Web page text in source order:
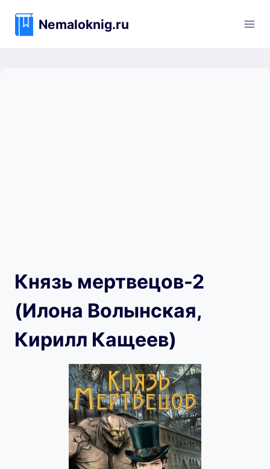
содержимому
Nemaloknig.ru
Князь мертвецов-2
(Илона Волынская,
Кирилл Кащеев)